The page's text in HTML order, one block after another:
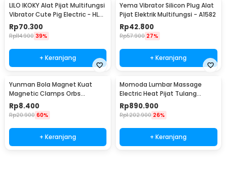
LILO IKOKY Alat Pijat Multifungsi
Vibrator Cute Pig Electric - HL-
1907
Rp70.300
Rp114.900 39%
+ Keranjang
Yema Vibrator Silicon Plug Alat
Pijat Elektrik Multifungsi - A1582
Rp42.800
Rp57.900 27%
+ Keranjang
Yunman Bola Magnet Kuat
Magnetic Clamps Orbs
Multifungsi 1cm 2 PCS - BD05
Rp8.400
Rp20.900 60%
+ Keranjang
Momoda Lumbar Massage
Electric Heat Pijat Tulang
Belakang - SX351
Rp890.900
Rp1.202.900 26%
+ Keranjang